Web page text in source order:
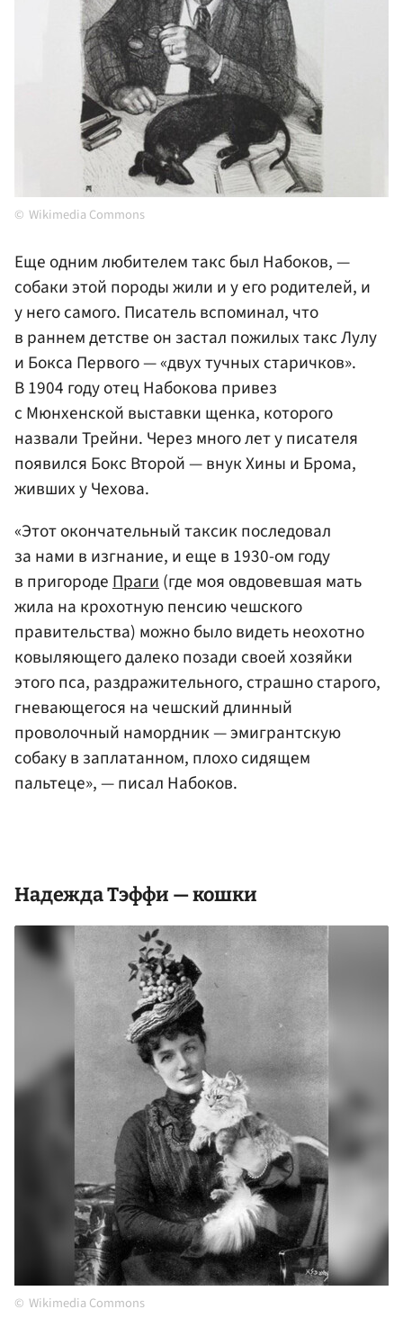
Wikimedia Commons
Еще одним любителем такс был Набоков, —
собаки этой породы жили и у его родителей, и
у него самого. Писатель вспоминал, что
в раннем детстве он застал пожилых такс Лулу
и Бокса Первого — «двух тучных старичков».
В 1904 году отец Набокова привез
с Мюнхенской выставки щенка, которого
назвали Трейни. Через много лет у писателя
появился Бокс Второй — внук Хины и Брома,
живших у Чехова.
«Этот окончательный таксик последовал
за нами в изгнание, и еще в 1930-ом году
в пригородеПраги(где моя овдовевшая мать
жила на крохотную пенсию чешского
правительства) можно было видеть неохотно
ковыляющего далеко позади своей хозяйки
этого пса, раздражительного, страшно старого,
гневающегося на чешский длинный
проволочный намордник — эмигрантскую
собаку в заплатанном, плохо сидящем
пальтеце», — писал Набоков.
Надежда Тэффи — кошки
Wikimedia Commons